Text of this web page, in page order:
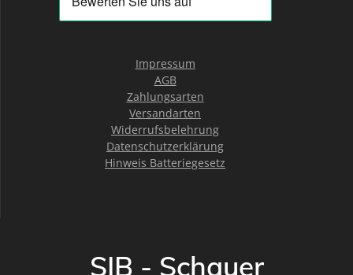
Impressum
AGB
Zahlungsarten
Versandarten
Widerrufsbelehrung
Datenschutzerklärung
Hinweis Batteriegesetz
SIB - Schauer